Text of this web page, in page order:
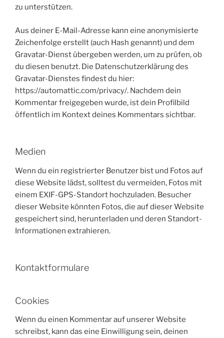
zu unterstützen.
Aus deiner E-Mail-Adresse kann eine anonymisierte
Zeichenfolge erstellt (auch Hash genannt) und dem
Gravatar-Dienst übergeben werden, um zu prüfen, ob
du diesen benutzt. Die Datenschutzerklärung des
Gravatar-Dienstes findest du hier:
https://automattic.com/privacy/. Nachdem dein
Kommentar freigegeben wurde, ist dein Profilbild
öffentlich im Kontext deines Kommentars sichtbar.
Medien
Wenn du ein registrierter Benutzer bist und Fotos auf
diese Website lädst, solltest du vermeiden, Fotos mit
einem EXIF-GPS-Standort hochzuladen. Besucher
dieser Website könnten Fotos, die auf dieser Website
gespeichert sind, herunterladen und deren Standort-
Informationen extrahieren.
Kontaktformulare
Cookies
Wenn du einen Kommentar auf unserer Website
schreibst, kann das eine Einwilligung sein, deinen